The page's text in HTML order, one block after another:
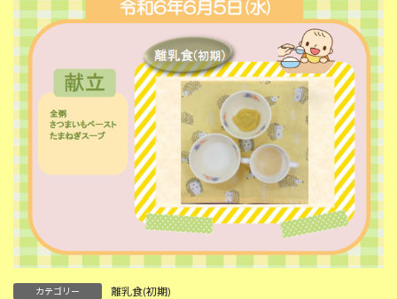
日
時
カテゴリー 離乳食(初期)